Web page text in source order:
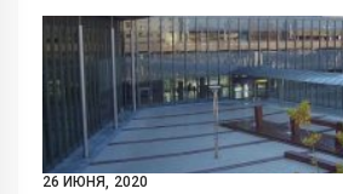
26 ИЮНЯ, 2020